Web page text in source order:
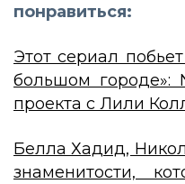
понравиться:
Этот сериал
большом городе»:
проекта с Лили
Белла Хадид,
знаменитости,